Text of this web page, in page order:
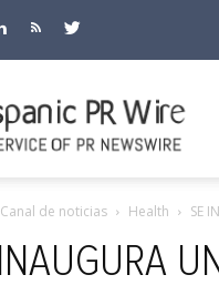
Canal de noticias Health SE